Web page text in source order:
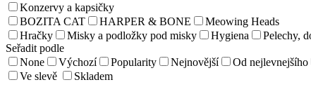
Konzervy a kapsičky
BOZITA CAT
HARPER & BONE
Meowing Heads
Hračky
Misky a podložky pod misky Hygiena
Pelechy,
Seřadit podle
None
Výchozí Popularity Nejnovější Od nejlevnejšího
Ve slevě
Skladem